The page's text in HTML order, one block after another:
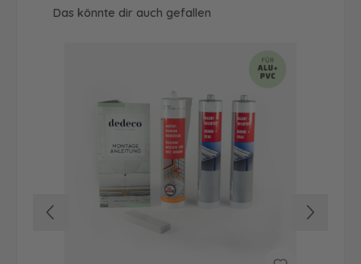
Produktgalerie überspringen
Das könnte dir auch gefallen